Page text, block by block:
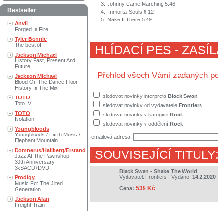
Bestseller
Anvil
Forged In Fire
Tyler Bonnie
The best of
Jackson Michael
History Past, Present And
Future
Jackson Michael
Blood On The Dance Floor -
History In The Mix
TOTO
Toto IV
TOTO
Isolation
Youngbloods
Youngbloods / Earth Music /
Elephant Mountain
Domnerus/Hallberg/Erstand
Jazz At The Pawnshop -
30th Anniversary
3xSACD+DVD
Prodigy
Music For The Jilted
Generation
Jackson Alan
Freight Train
3. Johnny Came Marching 5:46
4.
Immortal Souls 6:12
5.
Make It There 5:49
HLÍDACÍ PES -
Přehled všech Vámi zadaných
sledovat novinky interpreta Black Swan
sledovat novinky od vydavatele Frontiers
sledovat novinky v kategorii Rock
sledovat novinky v oddělení Rock
emailová adresa:
SOUVISEJÍCÍ TITULY:
Black Swan - Shake The World
Vydavatel: Frontiers | Vydáno: 14.2.2020
Cena: 539 Kč